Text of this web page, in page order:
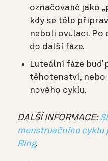
označované jako
kdy se tělo
neboli ovulaci. Po
do další fáze.
Luteální fáze buď
těhotenství, nebo
nového cyklu.
DALŠÍ INFORMACE:
menstruačního cyklu
Ring.